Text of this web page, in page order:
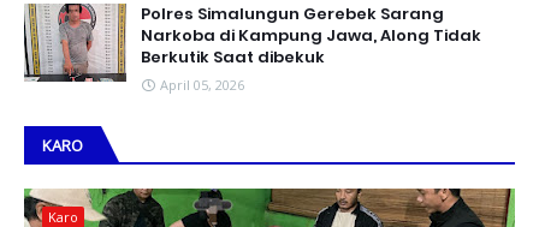
Polres Simalungun Gerebek Sarang
Narkoba di Kampung Jawa, Along Tidak
Berkutik Saat dibekuk
April 05, 2026
KARO
Karo